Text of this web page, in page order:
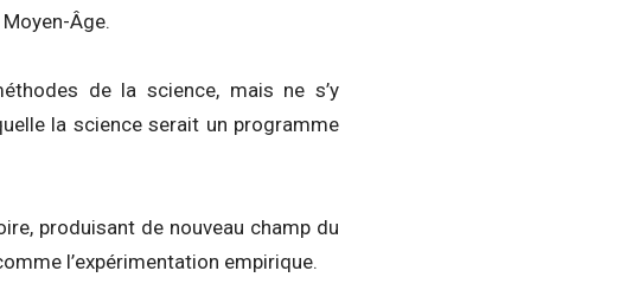
Âge.
de la science, mais ne s’y
la science serait un programme
produisant de nouveau champ du
l’expérimentation empirique.